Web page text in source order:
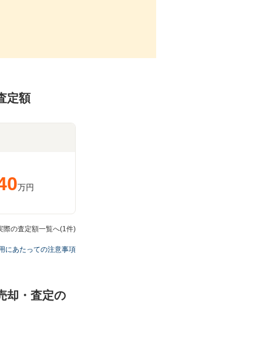
定額
万円
際の査定額一覧へ(1件)
にあたっての注意事項
却・査定の